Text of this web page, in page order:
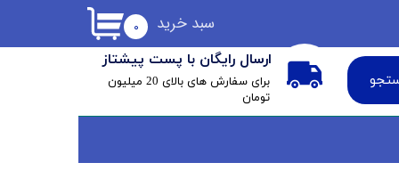
ارسال رایگان با پست پیشتاز
​برای سفارش های بالای 20 میلیون
تومان
۰ سبد خرید